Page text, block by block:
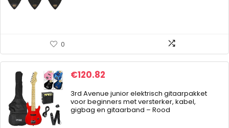
0
€120.82
3rd Avenue junior elektrisch gitaarpakket
voor beginners met versterker, kabel,
gigbag en gitaarband – Rood